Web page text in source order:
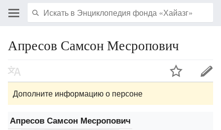
Апресов Самсон Месропович
Дополните информацию о персоне
Апресов Самсон Месропович